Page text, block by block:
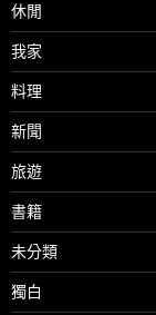
休閒
我家
料理
新聞
旅遊
書籍
未分類
獨白